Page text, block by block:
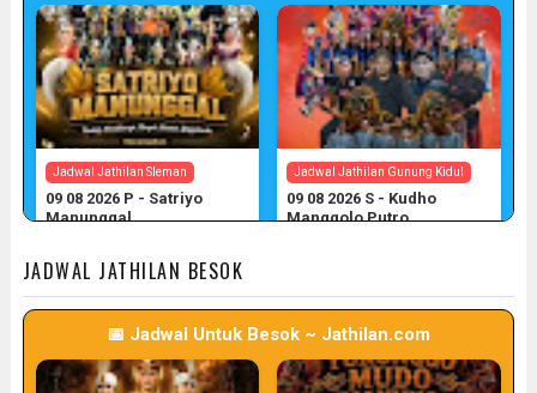
Jadwal Jathilan Sleman
09 08 2026 P - Satriyo
Manunggal
Jadwal Jathilan Gunung Kidul
09 08 2026 S - Kudho
Manggolo Putro
JADWAL JATHILAN BESOK
📅 Jadwal Untuk Besok ~ Jathilan.com